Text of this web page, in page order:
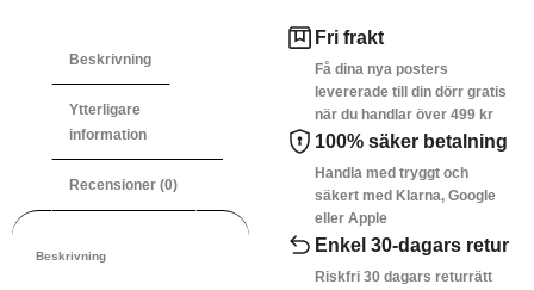
Beskrivning
Ytterligare
information
Recensioner (0)
Beskrivning
Fri frakt
Få dina nya posters
levererade till din dörr gratis
när du handlar över 499 kr
100% säker betalning
Handla med tryggt och
säkert med Klarna, Google
eller Apple
Enkel 30-dagars retur
Riskfri 30 dagars returrätt